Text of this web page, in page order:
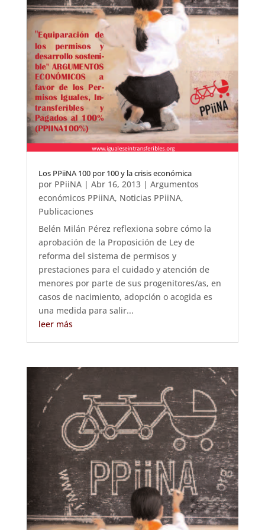
Los PPiiNA 100 por 100 y la crisis económica
por PPiiNA| Abr 16, 2013| Argumentos
económicos PPiiNA, Noticias PPiiNA,
Publicaciones
Belén Milán Pérez reflexiona sobre cómo la
aprobación de la Proposición de Ley de
reforma del sistema de permisos y
prestaciones para el cuidado y atención de
menores por parte de sus progenitores/as, en
casos de nacimiento, adopción o acogida es
una medida para salir...
leer más